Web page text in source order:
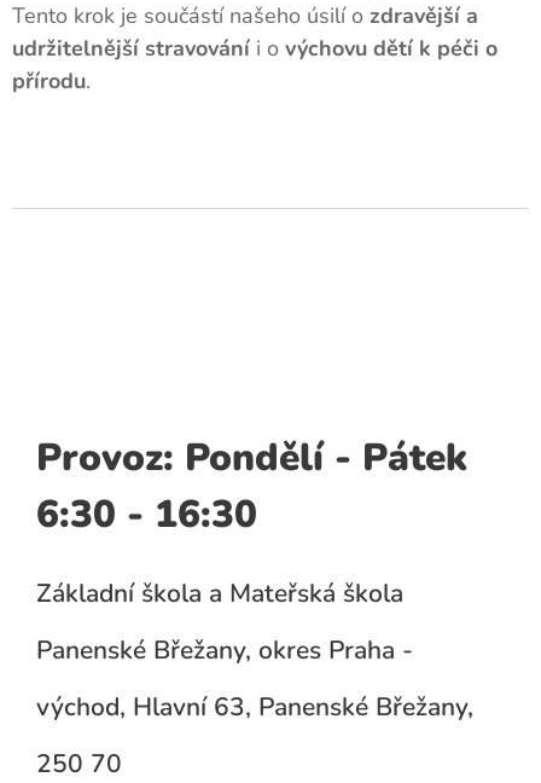
Tento krok je součástí našeho úsilí o zdravější a
udržitelnější stravování i o výchovu dětí k péči o
přírodu.
Provoz: Pondělí - Pátek
6:30 - 16:30
Základní škola a Mateřská škola
Panenské Břežany, okres Praha -
východ, Hlavní 63, Panenské Břežany,
250 70